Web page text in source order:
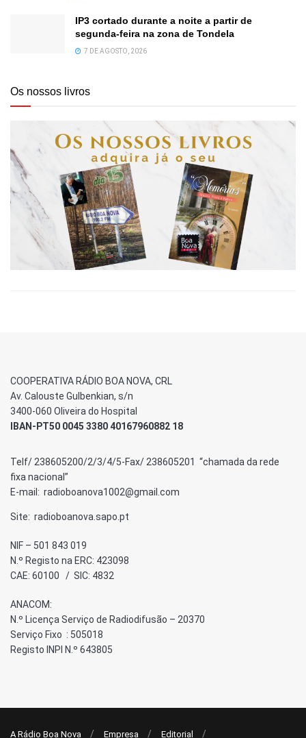
IP3 cortado durante a noite a partir de
segunda-feira na zona de Tondela
7 DE AGOSTO, 2026
Os nossos livros
COOPERATIVA RÁDIO BOA NOVA, CRL
Av. Calouste Gulbenkian, s/n
3400-060 Oliveira do Hospital
IBAN-PT50 0045 3380 40167960882 18
Telf/ 238605200/2/3/4/5-Fax/ 238605201 “chamada da rede
fixa nacional”
E-mail: radioboanova1002@gmail.com
Site: radioboanova.sapo.pt
NIF – 501 843 019
N.º Registo na ERC: 423098
CAE: 60100 / SIC: 4832
ANACOM:
N.º Licença Serviço de Radiodifusão – 20370
Serviço Fixo : 505018
Registo INPI N.º 643805
A Rádio Boa Nova Empresa Editorial